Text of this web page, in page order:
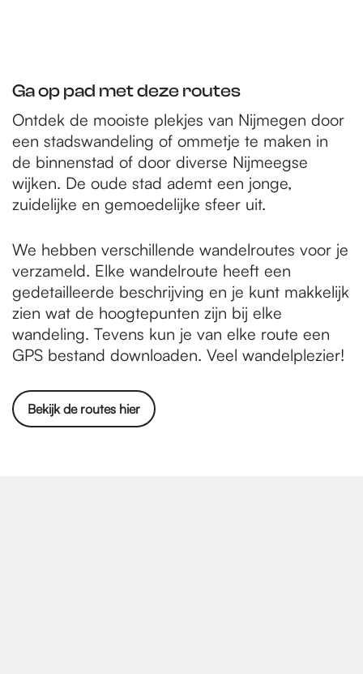
e
Ga op pad met deze routes
Ontdek de mooiste plekjes van Nijmegen door
een stadswandeling of ommetje te maken in
de binnenstad of door diverse Nijmeegse
wijken. De oude stad ademt een jonge,
zuidelijke en gemoedelijke sfeer uit.
We hebben verschillende wandelroutes voor je
verzameld. Elke wandelroute heeft een
gedetailleerde beschrijving en je kunt makkelijk
zien wat de hoogtepunten zijn bij elke
wandeling. Tevens kun je van elke route een
GPS bestand downloaden. Veel wandelplezier!
Bekijk de routes hier